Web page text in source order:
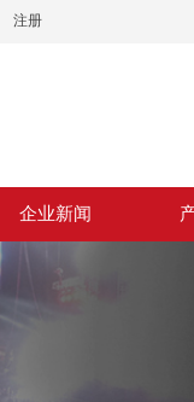
注册
企业新闻